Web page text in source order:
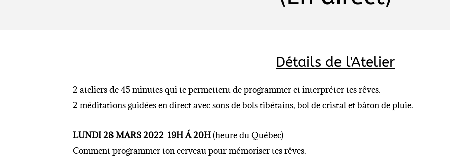
Détails de l'Atelier
2 ateliers de 45 minutes qui te permettent de programmer et interpréter tes rêves.
2 méditations guidées en direct avec sons de bols tibétains, bol de cristal et bâton de pluie.
LUNDI 28 MARS 2022 19H Á 20H(heure du Québec)
Comment programmer ton cerveau pour mémoriser tes rêves.